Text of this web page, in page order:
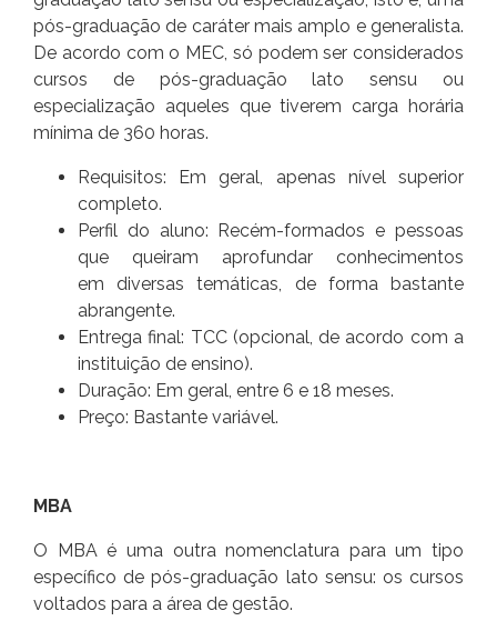
pós-graduação de caráter mais amplo e generalista.
De acordo com o MEC, só podem ser considerados
cursos de pós-graduação lato sensu ou
especialização aqueles que tiverem carga horária
mínima de 360 horas.
Requisitos: Em geral, apenas nível superior
completo.
Perfil do aluno: Recém-formados e pessoas
que queiram aprofundar conhecimentos
em diversas temáticas, de forma bastante
abrangente.
Entrega final: TCC (opcional, de acordo com a
instituição de ensino).
Duração: Em geral, entre 6 e 18 meses.
Preço: Bastante variável.
MBA
O MBA é uma outra nomenclatura para um tipo
específico de pós-graduação lato sensu: os cursos
voltados para a área de gestão.